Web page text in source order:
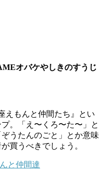
オバケやしきのすうじ
えもんと仲間たち』とい
。「え〜くろ〜た〜」と
うたんのごと」とか意味
買うべきでしょう。
と仲間達